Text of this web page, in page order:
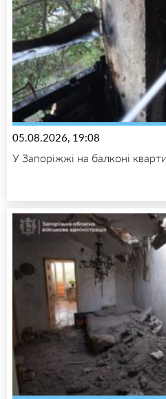
05.08.2026, 19:08
У Запоріжжі на балконі